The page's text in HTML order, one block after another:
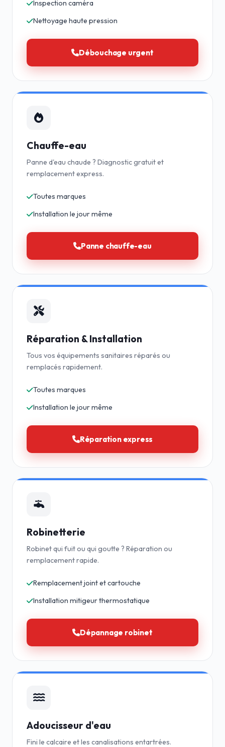
Inspection caméra
Nettoyage haute pression
Débouchage urgent
Chauffe-eau
Panne d'eau chaude ? Diagnostic gratuit et
remplacement express.
Toutes marques
Installation le jour même
Panne chauffe-eau
Réparation & Installation
Tous vos équipements sanitaires réparés ou
remplacés rapidement.
Toutes marques
Installation le jour même
Réparation express
Robinetterie
Robinet qui fuit ou qui goutte ? Réparation ou
remplacement rapide.
Remplacement joint et cartouche
Installation mitigeur thermostatique
Dépannage robinet
Adoucisseur d'eau
Fini le calcaire et les canalisations entartrées.